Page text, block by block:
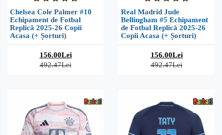
Chelsea Cole Palmer #10
Echipament de Fotbal
Replică 2025-26 Copii
Acasa (+ Șorturi)
156.00Lei
492.47Lei
Real Madrid Jude
Bellingham #5 Echipament
de Fotbal Replică 2025-26
Copii Acasa (+ Șorturi)
156.00Lei
492.47Lei